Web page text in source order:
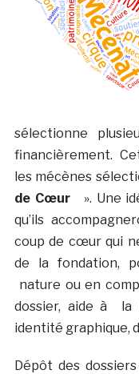
sélectionne
financièrement.
les mécènes
de Cœur». Une
qu’ils
coup de cœur qui
de la fondation,
nature ou en
dossier, aide à la
identité graphique,
Dépôt des